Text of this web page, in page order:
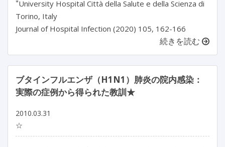
*University Hospital Città della Salute e della Scienza di
Torino, Italy
Journal of Hospital Infection (2020) 105, 162-166
続きを読む
ブタインフルエンザ（H1N1）肺炎の院内感染：
実際の症例から得られた教訓★
2010.03.31
☆